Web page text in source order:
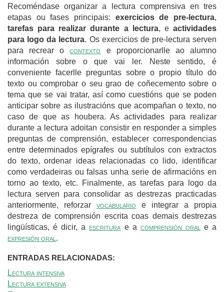
Recoméndase organizar a lectura comprensiva en tres
etapas ou fases principais: exercicios de pre-lectura,
tarefas para realizar durante a lectura, eactividades
para logo da lectura. Os exercicios de pre-lectura serven
para recrear ocontexto e proporcionarlle ao alumno
información sobre o que vai ler. Neste sentido, é
conveniente facerlle preguntas sobre o propio título do
texto ou comprobar o seu grao de coñecemento sobre o
tema que se vai tratar, así como cuestións que se poden
anticipar sobre as ilustracións que acompañan o texto, no
caso de que as houbera. As actividades para realizar
durante a lectura adoitan consistir en responder a simples
preguntas de comprensión, establecer correspondencias
entre determinados epígrafes ou subtítulos con extractos
do texto, ordenar ideas relacionadas co lido, identificar
como verdadeiras ou falsas unha serie de afirmacións en
torno ao texto, etc. Finalmente, as tarefas para logo da
lectura serven para consolidar as destrezas practicadas
anteriormente, reforzar vocabulario e integrar a propia
destreza de comprensión escrita coas demais destrezas
lingüísticas, é dicir, a escritura e a comprensión oral
e a
expresión oral .
ENTRADAS RELACIONADAS:
Lectura intensiva
Lectura extensiva